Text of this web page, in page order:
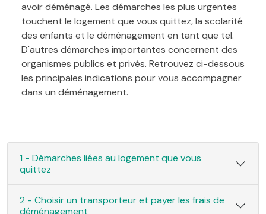
avoir déménagé. Les démarches les plus urgentes
touchent le logement que vous quittez, la scolarité
des enfants et le déménagement en tant que tel.
D'autres démarches importantes concernent des
organismes publics et privés. Retrouvez ci-dessous
les principales indications pour vous accompagner
dans un déménagement.
1 - Démarches liées au logement que vous
quittez
2 - Choisir un transporteur et payer les frais de
déménagement